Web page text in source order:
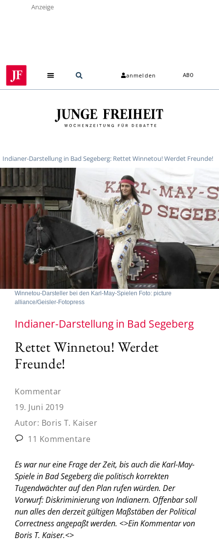
Anzeige
anmelden ABO
Indianer-Darstellung in Bad Segeberg: Rettet Winnetou! Werdet Freunde!
Winnetou-Darsteller bei den Karl-May-Spielen Foto: picture
alliance/Geisler-Fotopress
Indianer-Darstellung in Bad Segeberg
Rettet Winnetou! Werdet
Freunde!
Kommentar
19. Juni 2019
Autor: Boris T. Kaiser
11 Kommentare
Es war nur eine Frage der Zeit, bis auch die Karl-May-
Spiele in Bad Segeberg die politisch korrekten
Tugendwächter auf den Plan rufen würden. Der
Vorwurf: Diskriminierung von Indianern. Offenbar soll
nun alles den derzeit gültigen Maßstäben der Political
Correctness angepaßt werden. <>Ein Kommentar von
Boris T. Kaiser.<>